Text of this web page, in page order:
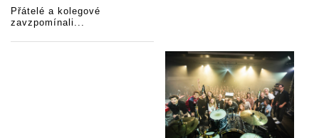
Přátelé a kolegové
zavzpomínali...